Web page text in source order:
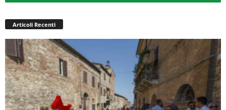
Articoli Recenti